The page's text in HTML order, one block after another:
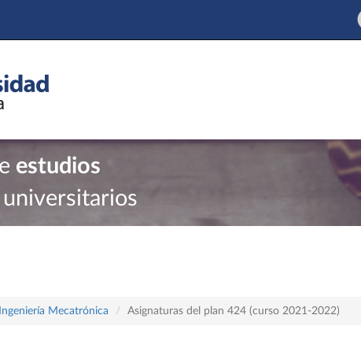
estudios
universitarios
Mecatrónica Asignaturas del plan 424 (curso 2021-2022)